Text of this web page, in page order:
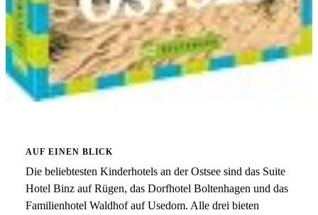
AUF EINEN BLICK
Die beliebtesten Kinderhotels an der Ostsee sind das Suite
Hotel Binz auf Rügen, das Dorfhotel Boltenhagen und das
Familienhotel Waldhof auf Usedom. Alle drei bieten